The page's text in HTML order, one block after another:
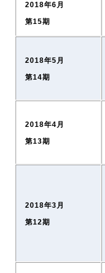
2018年6月
第15期
2018年5月
第14期
2018年4月
第13期
2018年3月
第12期